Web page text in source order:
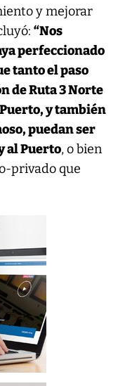
y mejorar
“Nos
perfeccionado
tanto el paso
de Ruta 3 Norte
Puerto, y también
puedan ser
al Puerto, o bien
privado que